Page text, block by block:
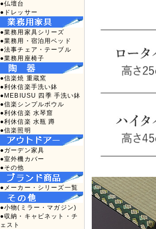
●仏壇台
●ドレッサー
●業務用家具シリーズ
●業務用・宿泊用ベッド
●法事チェア・テーブル
●業務用座椅子
●信楽焼 重蔵窯
●利休信楽手洗い鉢
●MEBIUSU 四季 手洗い鉢
●信楽シンプルボウル
●利休信楽 水琴窟
●利休信楽 水瓶 蹲
●信楽照明
●ガーデン家具
●室外機カバー
●その他
●メーカー・シリーズ一覧
●小物(ミラー・マガジン)
●収納・キャビネット・チ
ェスト